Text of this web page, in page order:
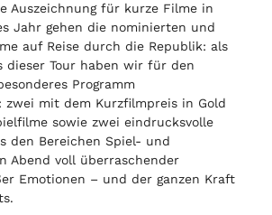
Auszeichnung für kurze Filme in
Jahr gehen die nominierten und
auf Reise durch die Republik: als
dieser Tour haben wir für den
Programm
zwei mit dem Kurzfilmpreis in Gold
sowie zwei eindrucksvolle
den Bereichen Spiel- und
Abend voll überraschender
Emotionen – und der ganzen Kraft